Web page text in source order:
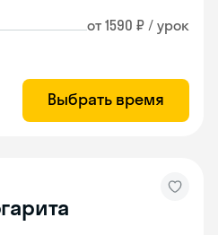
от 1590 ₽ / урок
Выбрать время